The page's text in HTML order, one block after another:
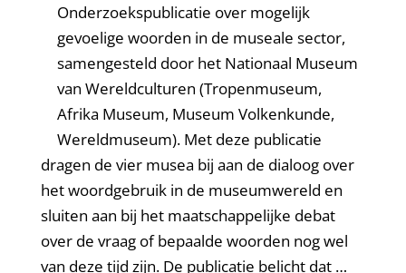
Onderzoekspublicatie over mogelijk
gevoelige woorden in de museale sector,
samengesteld door het Nationaal Museum
van Wereldculturen (Tropenmuseum,
Afrika Museum, Museum Volkenkunde,
Wereldmuseum). Met deze publicatie
dragen de vier musea bij aan de dialoog over
het woordgebruik in de museumwereld en
sluiten aan bij het maatschappelijke debat
over de vraag of bepaalde woorden nog wel
van deze tijd zijn. De publicatie belicht dat …